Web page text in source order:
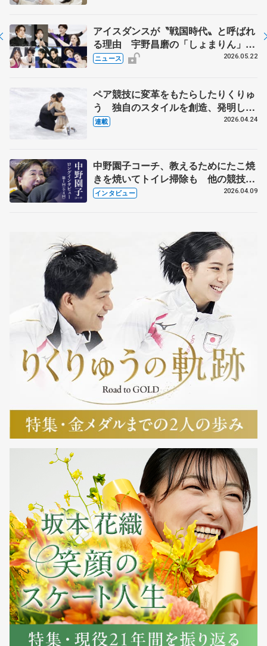
アイスダンスが〝戦国時代〟と呼ばれ
る理由 宇野昌磨の「しょまりん」ら
実力者が相次いで参戦 国内の競争激
ニュース 2026.05.22
ペア競技に変革をもたらしたりくりゅ
う 独自のスタイルを創造、発明した
【引退発表後②】
連載 2026.04.24
中野園子コーチ、教えるためにたこ焼
きを焼いてトイレ掃除も 他の競技に
も通用するという坂本花織の筋肉
インタビュー 2026.04.09